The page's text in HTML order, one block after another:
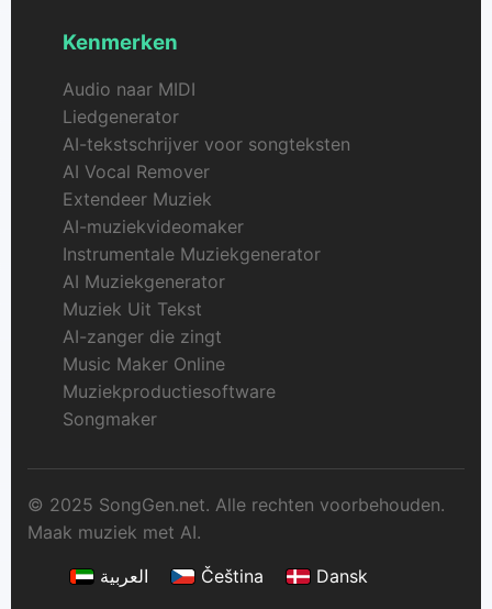
Kenmerken
Audio naar MIDI
Liedgenerator
AI-tekstschrijver voor songteksten
AI Vocal Remover
Extendeer Muziek
AI-muziekvideomaker
Instrumentale Muziekgenerator
AI Muziekgenerator
Muziek Uit Tekst
AI-zanger die zingt
Music Maker Online
Muziekproductiesoftware
Songmaker
© 2025 SongGen.net. Alle rechten voorbehouden.
Maak muziek met AI.
العربية
Čeština Dansk